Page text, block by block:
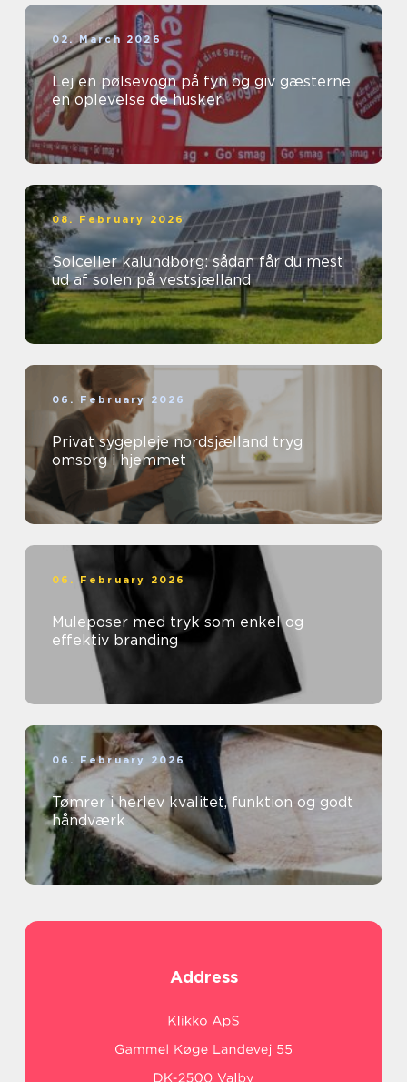
02. March 2026
Lej en pølsevogn på fyn og giv gæsterne
en oplevelse de husker
08. February 2026
Solceller kalundborg: sådan får du mest
ud af solen på vestsjælland
06. February 2026
Privat sygepleje nordsjælland tryg
omsorg i hjemmet
06. February 2026
Muleposer med tryk som enkel og
effektiv branding
06. February 2026
Tømrer i herlev kvalitet, funktion og godt
håndværk
Address